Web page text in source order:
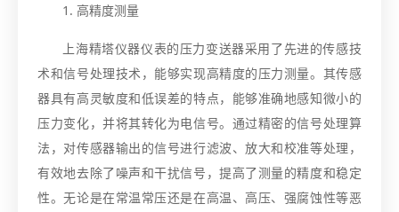
1. 高精度测量
上海精塔仪器仪表的压力变送器采用了先进的传感技
术和信号处理技术，能够实现高精度的压力测量。其传感
器具有高灵敏度和低误差的特点，能够准确地感知微小的
压力变化，并将其转化为电信号。通过精密的信号处理算
法，对传感器输出的信号进行滤波、放大和校准等处理，
有效地去除了噪声和干扰信号，提高了测量的精度和稳定
性。无论是在常温常压还是在高温、高压、强腐蚀性等恶